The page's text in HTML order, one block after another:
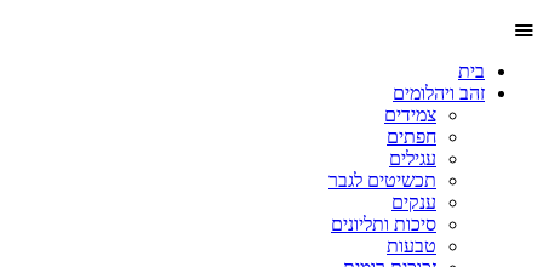
בית
זהב ויהלומים
צמידים
חפתים
עגילים
תכשיטים לגבר
ענקים
סיכות ותליונים
טבעות